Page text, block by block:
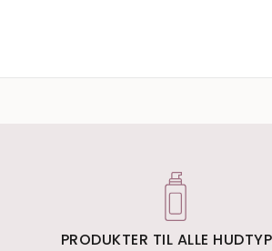
PRODUKTER TIL ALLE